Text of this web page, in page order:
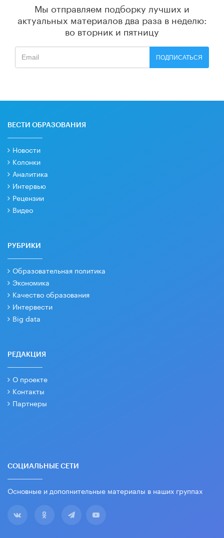
Мы отправляем подборку лучших и
актуальных материалов два раза в неделю:
во вторник и пятницу
ПОДПИСАТЬСЯ
ВЕСТИ ОБРАЗОВАНИЯ
Новости
Колонки
Аналитика
Интервью
Рецензии
Видео
РУБРИКИ
Образовательная политика
Экономика
Качество образования
Интервести
Big data
РЕДАКЦИЯ
О проекте
Контакты
Партнеры
СОЦИАЛЬНЫЕ СЕТИ
Основные и дополнительные материалы в наших группах